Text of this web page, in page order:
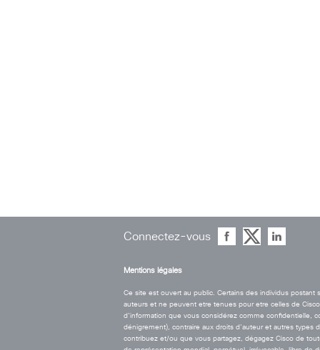
Connectez-vous
Mentions légales
Ce site est ouvert au public. Certains des individus
auteurs et ne peuvent etre tenues pour etre celles de
d’information que vous considérez comme confidentielle,
dénigrement), contraire aux droits d’auteur et autres
contribuez et/ou que vous partagez, dégagez Cisco de